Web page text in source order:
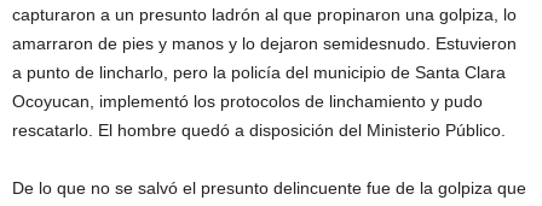
capturaron a un presunto ladrón al que propinaron una golpiza, lo
amarraron de pies y manos y lo dejaron semidesnudo. Estuvieron
a punto de lincharlo, pero la policía del municipio de Santa Clara
Ocoyucan, implementó los protocolos de linchamiento y pudo
rescatarlo. El hombre quedó a disposición del Ministerio Público.
De lo que no se salvó el presunto delincuente fue de la golpiza que